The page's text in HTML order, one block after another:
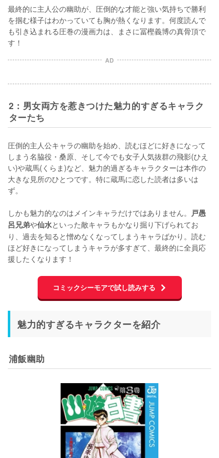
最終的に主人公の幽助が、圧倒的な才能と強い気持ちで勝利
を掴む様子はわかっていても胸が熱くなります。何度読んで
も引き込まれる圧巻の漫画力は、まさに冨樫義博の真骨頂で
す！
AD
2：男女両方を惹きつけた魅力的すぎるキャラク
ターたち
圧倒的主人公キャラの幽助を始め、読むほどに好きになって
しまう名脇役・桑原、そして今でも女子人気抜群の飛影(ひえ
い)や蔵馬(くらま)など、魅力的過ぎるキャラクターは本作の
大きな見所のひとつです。特に蔵馬に恋した読者は多いは
ず。
しかも魅力的なのはメインキャラだけではありません。 戸愚
呂兄弟や仙水といった敵キャラもかなり掘り下げられてお
り、過去を知ると憎めなくなってしまうキャラばかり。読む
ほど好きになってしまうキャラが多すぎて、最終的に全員応
援したくなります！
コミックシーモアで試し読みする
魅力的すぎるキャラクターを紹介
浦飯幽助